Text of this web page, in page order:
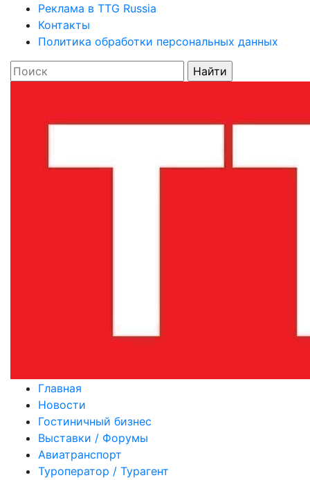
Реклама в TTG Russia
Контакты
Политика обработки персональных данных
Главная
Новости
Гостиничный бизнес
Выставки / Форумы
Авиатранспорт
Туроператор / Турагент